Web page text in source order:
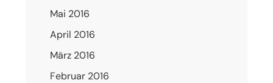
Mai 2016
April 2016
März 2016
Februar 2016